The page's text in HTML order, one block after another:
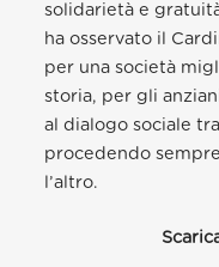
solidarietà e
ha osservato il
per una società
storia, per gli
al dialogo sociale
procedendo
l’altro.